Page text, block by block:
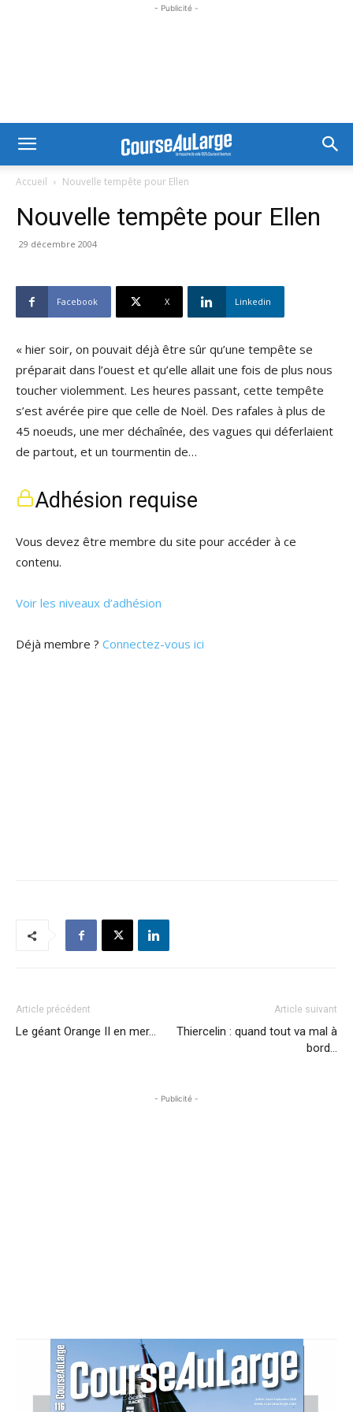
- Publicité -
Accueil Nouvelle tempête pour Ellen
Nouvelle tempête pour Ellen
29 décembre 2004
Facebook X Linkedin
« hier soir, on pouvait déjà être sûr qu’une tempête se
préparait dans l’ouest et qu’elle allait une fois de plus nous
toucher violemment. Les heures passant, cette tempête
s’est avérée pire que celle de Noël. Des rafales à plus de
45 noeuds, une mer déchaînée, des vagues qui déferlaient
de partout, et un tourmentin de…
Adhésion requise
Vous devez être membre du site pour accéder à ce
contenu.
Voir les niveaux d’adhésion
Déjà membre ? Connectez-vous ici
Article précédent
Le géant Orange II en mer…
Article suivant
Thiercelin : quand tout va mal à
bord…
- Publicité -